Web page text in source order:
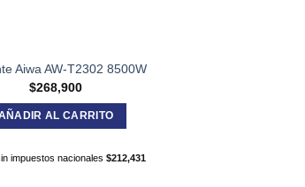
Aiwa AW-T2302 8500W
$268,900
AL CARRITO
impuestos nacionales $212,431